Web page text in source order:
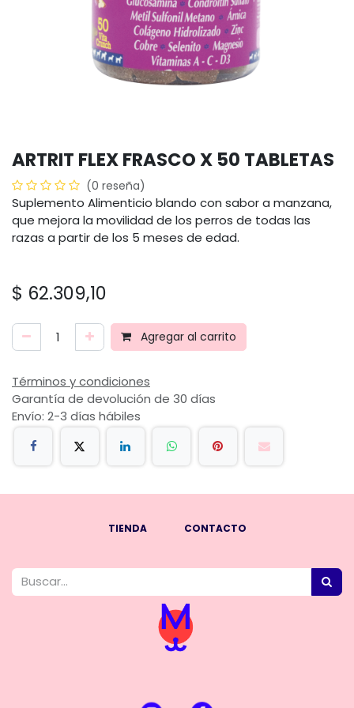
ARTRIT FLEX FRASCO X 50 TABLETAS
(0 reseña)
Suplemento Alimenticio blando con sabor a manzana,
que mejora la movilidad de los perros de todas las
razas a partir de los 5 meses de edad.
$ 62.309,10
Agregar al carrito
Términos y condiciones
Garantía de devolución de 30 días
Envío: 2-3 días hábiles
TIENDA CONTACTO